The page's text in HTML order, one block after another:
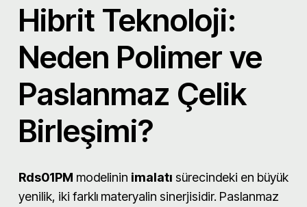
Hibrit Teknoloji:
Neden Polimer ve
Paslanmaz Çelik
Birleşimi?
Rds01PM modelinin imalatı sürecindeki en büyük
yenilik, iki farklı materyalin sinerjisidir. Paslanmaz